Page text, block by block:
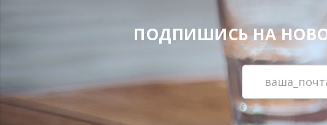
ПОДПИШИСЬ НА